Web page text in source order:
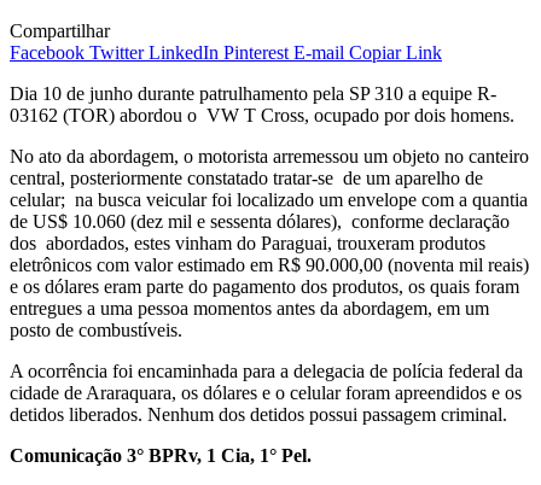
Compartilhar
Facebook Twitter LinkedIn Pinterest E-mail Copiar Link
Dia 10 de junho durante patrulhamento pela SP 310 a equipe R-
03162 (TOR) abordou o VW T Cross, ocupado por dois homens.
No ato da abordagem, o motorista arremessou um objeto no canteiro
central, posteriormente constatado tratar-se de um aparelho de
celular; na busca veicular foi localizado um envelope com a quantia
de US$ 10.060 (dez mil e sessenta dólares), conforme declaração
dos abordados, estes vinham do Paraguai, trouxeram produtos
eletrônicos com valor estimado em R$ 90.000,00 (noventa mil reais)
e os dólares eram parte do pagamento dos produtos, os quais foram
entregues a uma pessoa momentos antes da abordagem, em um
posto de combustíveis.
A ocorrência foi encaminhada para a delegacia de polícia federal da
cidade de Araraquara, os dólares e o celular foram apreendidos e os
detidos liberados. Nenhum dos detidos possui passagem criminal.
Comunicação 3° BPRv, 1 Cia, 1° Pel.